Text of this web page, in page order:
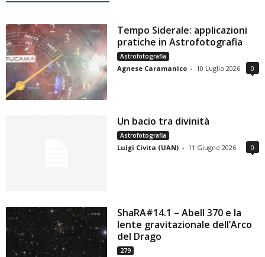
Tempo Siderale: applicazioni
pratiche in Astrofotografia
Astrofotografia
Agnese Caramanico - 10 Luglio 2026 0
Un bacio tra divinità
Astrofotografia
Luigi Civita (UAN) - 11 Giugno 2026 0
ShaRA#14.1 – Abell 370 e la
lente gravitazionale dell’Arco
del Drago
279